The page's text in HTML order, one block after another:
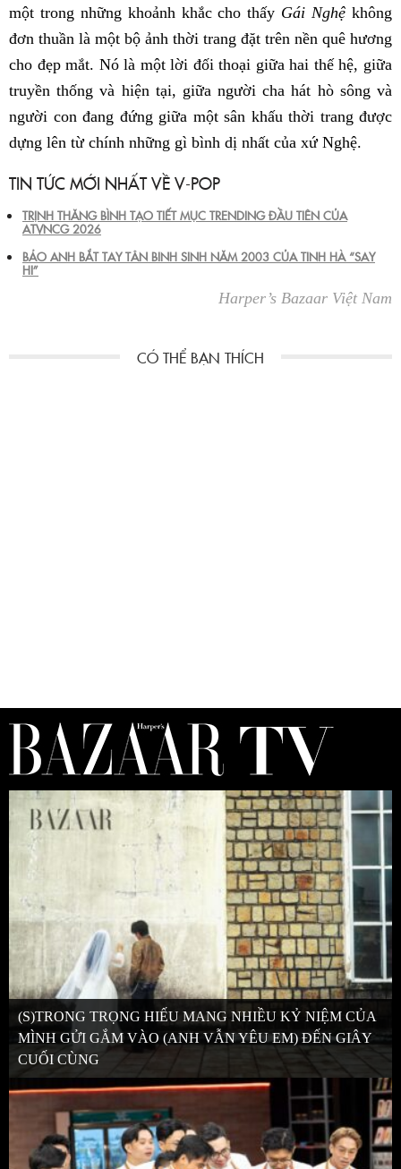
một trong những khoảnh khắc cho thấy Gái Nghệ không
đơn thuần là một bộ ảnh thời trang đặt trên nền quê hương
cho đẹp mắt. Nó là một lời đối thoại giữa hai thế hệ, giữa
truyền thống và hiện tại, giữa người cha hát hò sông và
người con đang đứng giữa một sân khấu thời trang được
dựng lên từ chính những gì bình dị nhất của xứ Nghệ.
TIN TỨC MỚI NHẤT VỀ V-POP
TRỊNH THĂNG BÌNH TẠO TIẾT MỤC TRENDING ĐẦU TIÊN CỦA
ATVNCG 2026
BẢO ANH BẮT TAY TÂN BINH SINH NĂM 2003 CỦA TINH HÀ “SAY
HI”
Harper’s Bazaar Việt Nam
(S)TRONG TRỌNG HIẾU MANG NHIỀU KỶ NIỆM CỦA
MÌNH GỬI GẮM VÀO (ANH VẪN YÊU EM) ĐẾN GIÂY
CUỐI CÙNG